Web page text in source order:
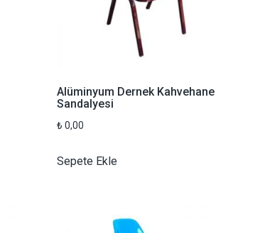
Alüminyum Dernek Kahvehane
Sandalyesi
₺ 0,00
Sepete Ekle